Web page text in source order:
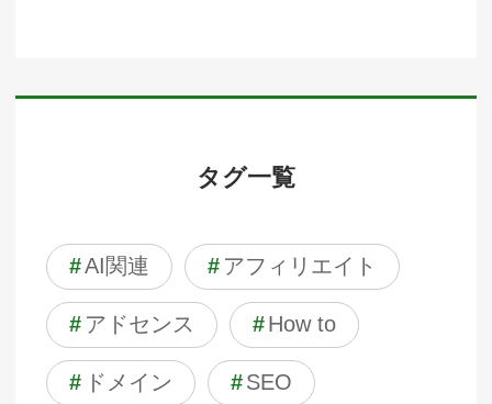
タグ一覧
#AI関連 # アフィリエイト
# アドセンス #How to
# ドメイン #SEO